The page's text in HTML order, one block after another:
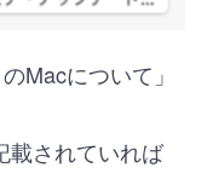
Macについて」
載されていれば